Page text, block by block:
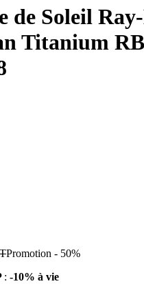
de Soleil
Titanium
Promotion - 50%
: -10% à vie